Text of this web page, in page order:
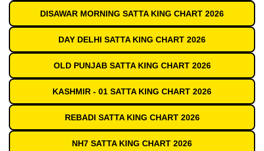
DISAWAR MORNING SATTA KING CHART 2026
DAY DELHI SATTA KING CHART 2026
OLD PUNJAB SATTA KING CHART 2026
KASHMIR - 01 SATTA KING CHART 2026
REBADI SATTA KING CHART 2026
NH7 SATTA KING CHART 2026